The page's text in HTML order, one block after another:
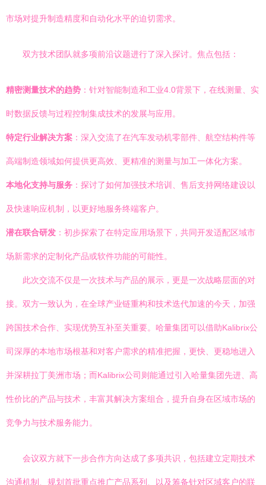
市场对提升制造精度和自动化水平的迫切需求。
双方技术团队就多项前沿议题进行了深入探讨。焦点包括：
精密测量技术的趋势 ：针对智能制造和工业4.0背景下，在线测量、实
时数据反馈与过程控制集成技术的发展与应用。
特定行业解决方案 ：深入交流了在汽车发动机零部件、航空结构件等
高端制造领域如何提供更高效、更精准的测量与加工一体化方案。
本地化支持与服务 ：探讨了如何加强技术培训、售后支持网络建设以
及快速响应机制，以更好地服务终端客户。
潜在联合研发 ：初步探索了在特定应用场景下，共同开发适配区域市
场新需求的定制化产品或软件功能的可能性。
此次交流不仅是一次技术与产品的展示，更是一次战略层面的对
接。双方一致认为，在全球产业链重构和技术迭代加速的今天，加强
跨国技术合作、实现优势互补至关重要。哈量集团可以借助Kalibrix公
司深厚的本地市场根基和对客户需求的精准把握，更快、更稳地进入
并深耕拉丁美洲市场；而Kalibrix公司则能通过引入哈量集团先进、高
性价比的产品与技术，丰富其解决方案组合，提升自身在区域市场的
竞争力与技术服务能力。
会议双方就下一步合作方向达成了多项共识，包括建立定期技术
沟通机制、规划首批重点推广产品系列、以及筹备针对区域客户的联